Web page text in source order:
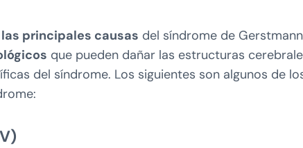
principales causas del síndrome de
que pueden dañar las estructuras
del síndrome. Los siguientes son algunos de